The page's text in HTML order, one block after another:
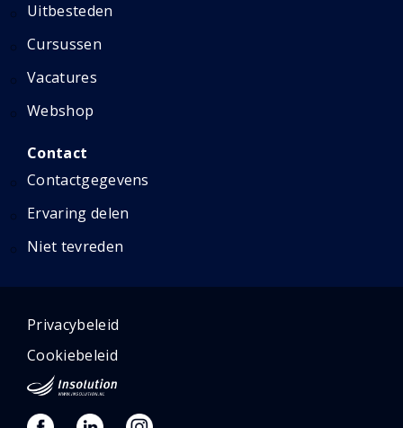
Uitbesteden
Cursussen
Vacatures
Webshop
Contact
Contactgegevens
Ervaring delen
Niet tevreden
Privacybeleid
Cookiebeleid